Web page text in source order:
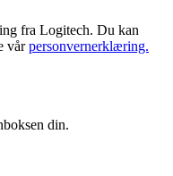
fra Logitech. Du kan
vårpersonvernerklæring.
din.